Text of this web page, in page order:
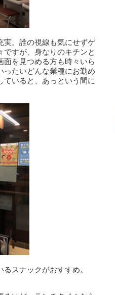
実。誰の視線も気にせずゲ
すが、身なりのキチンと
面を見つめる方も時々いら
ったいどんな業種にお勤め
いると、あっという間に
スナックがおすすめ。